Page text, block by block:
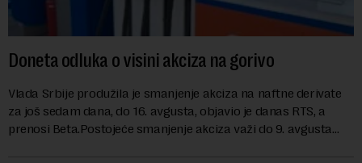
Doneta odluka o visini akciza na gorivo
Vlada Srbije produžila je smanjenje akciza na naftne derivate
za još sedam dana, do 16. avgusta, objavio je danas RTS, a
prenosi Beta.Postojeće smanjenje akciza važi do 9. avgusta